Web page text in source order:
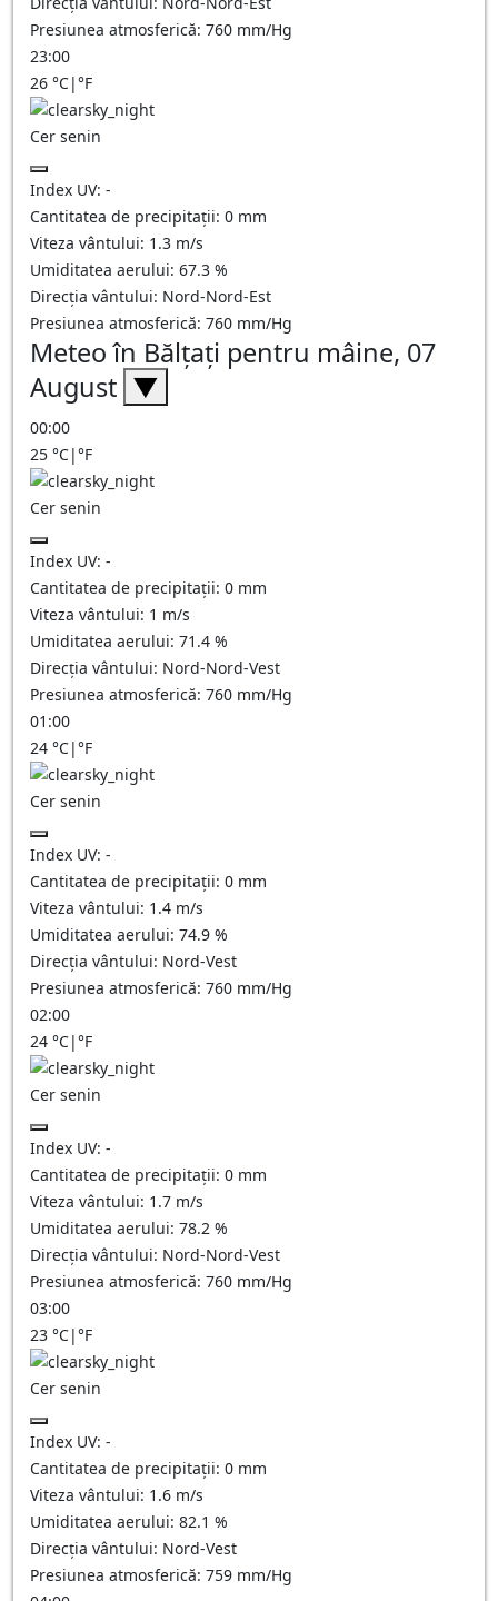
Presiunea atmosferică: 760 mm/Hg
23:00
26 °C|°F
Cer senin
Index UV: -
Cantitatea de precipitații: 0 mm
Viteza vântului: 1.3 m/s
Umiditatea aerului: 67.3 %
Direcția vântului: Nord-Nord-Est
Presiunea atmosferică: 760 mm/Hg
Meteo în Bălţaţi pentru mâine, 07
August ▼
00:00
25 °C|°F
Cer senin
Index UV: -
Cantitatea de precipitații: 0 mm
Viteza vântului: 1 m/s
Umiditatea aerului: 71.4 %
Direcția vântului: Nord-Nord-Vest
Presiunea atmosferică: 760 mm/Hg
01:00
24 °C|°F
Cer senin
Index UV: -
Cantitatea de precipitații: 0 mm
Viteza vântului: 1.4 m/s
Umiditatea aerului: 74.9 %
Direcția vântului: Nord-Vest
Presiunea atmosferică: 760 mm/Hg
02:00
24 °C|°F
Cer senin
Index UV: -
Cantitatea de precipitații: 0 mm
Viteza vântului: 1.7 m/s
Umiditatea aerului: 78.2 %
Direcția vântului: Nord-Nord-Vest
Presiunea atmosferică: 760 mm/Hg
03:00
23 °C|°F
Cer senin
Index UV: -
Cantitatea de precipitații: 0 mm
Viteza vântului: 1.6 m/s
Umiditatea aerului: 82.1 %
Direcția vântului: Nord-Vest
Presiunea atmosferică: 759 mm/Hg